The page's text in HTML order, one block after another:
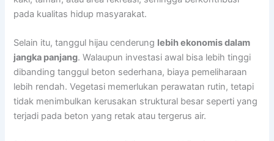
pada kualitas hidup masyarakat.
Selain itu, tanggul hijau cenderung lebih ekonomis dalam
jangka panjang. Walaupun investasi awal bisa lebih tinggi
dibanding tanggul beton sederhana, biaya pemeliharaan
lebih rendah. Vegetasi memerlukan perawatan rutin, tetapi
tidak menimbulkan kerusakan struktural besar seperti yang
terjadi pada beton yang retak atau tergerus air.